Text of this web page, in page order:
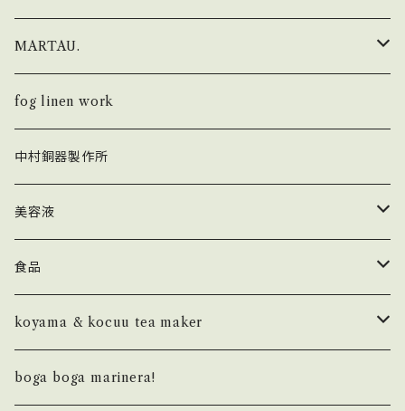
nd overseas. ※当商品は弊社実店舗でも販売
ングによっては、オンラインショップ上の在庫数と
実在個数に差異がある場合がございます。 在庫
切れの場合は、商品をご用意できない場合がご
ざいます。 商品の在庫管理とオンラインショップ
すので、何卒ご理解いただけますようお願いいた
i ro se × Un Jour
fog linen work × Un Jour
KHISONOIO？ × Un Jour
トップス
カットソー
フレグランス
LETTER PRESSED
NOTEBOOK
ボトム
財布
FOLD
POP UP
キーホルダー
FOLD
AUROLA
カードケース・IDケース
SEAMLESS
バッグ
MARTAU.
Shell Bag
Box Bag
Study Bag
Others
fog linen work
中村銅器製作所
美容液
ラ セーブ ド ジュール
食品
MountZero olives
バーチ
koyama & kocuu tea maker
basic
boga boga marinera!